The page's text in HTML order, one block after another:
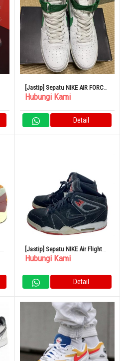
[Jastip] Sepatu NIKE AIR FORCE
1 HI RETRO QS Green
Hubungi Kami
Detail
[Jastip] Sepatu NIKE Air Flight
Falcon Hitam 397204-061
Hubungi Kami
Detail